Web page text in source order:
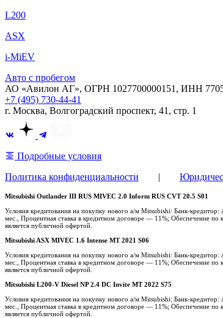
L200
ASX
i-MiEV
Авто с пробегом
АО «Авилон АГ», ОГРН 1027700000151, ИНН
+7 (495) 730-44-41
г. Москва, Волгоградский проспект, 41, стр. 1
Подробные условия
Политика конфиденциальности |
Mitsubishi Outlander III RUS MIVEC 2.0 Inform RUS CVT 20.5 S01
Условия кредитования на покупку нового а/м Mitsubishi: Банк-
мес., Процентная ставка в кредитном договоре — 11%; Обеспечение
является публичной офертой.
Mitsubishi ASX MIVEC 1.6 Intense MT 2021 S06
Условия кредитования на покупку нового а/м Mitsubishi: Банк-
мес., Процентная ставка в кредитном договоре — 11%; Обеспечение
является публичной офертой.
Mitsubishi L200-V Diesel NP 2.4 DC Invite MT 2022 S75
Условия кредитования на покупку нового а/м Mitsubishi: Банк-
мес., Процентная ставка в кредитном договоре — 11%; Обеспечение
является публичной офертой.